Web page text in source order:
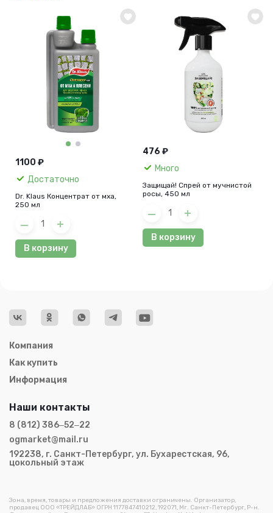
1100 ₽
Достаточно
Dr. Klaus Концентрат от мха,
250 мл
В корзину
476 ₽
Много
Защищай! Спрей от мучнистой
росы, 450 мл
В корзину
Компания
Как купить
Информация
Зона, время, товары и предложения доставки ограничены. Организатор,
продавец ООО «ТРЕЙДЛАБ» ОГРН 1177847410212, 192071, Мг. Санкт-Петербург, Р-н.
Наши контакты
8 (812) 386‒52‒22
ogmarket@mail.ru
192238, г. Санкт-Петербург, ул. Бухарестская, 96,
цокольный этаж